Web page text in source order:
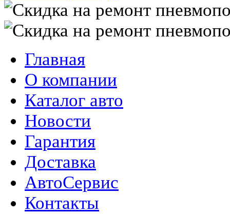
Главная
О компании
Каталог авто
Новости
Гарантия
Доставка
АвтоСервис
Контакты